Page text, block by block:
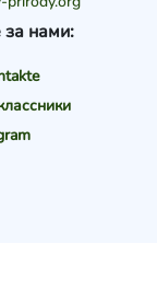
за нами: